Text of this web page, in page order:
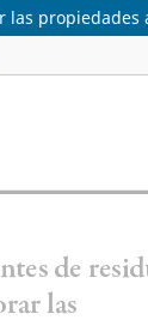
las propiedades